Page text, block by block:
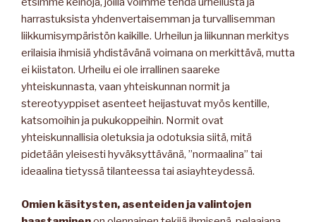
harrastuksista yhdenvertaisemman ja turvallisemman
liikkumisympäristön kaikille. Urheilun ja liikunnan merkitys
erilaisia ihmisiä yhdistävänä voimana on merkittävä, mutta
ei kiistaton. Urheilu ei ole irrallinen saareke
yhteiskunnasta, vaan yhteiskunnan normit ja
stereotyyppiset asenteet heijastuvat myös kentille,
katsomoihin ja pukukoppeihin. Normit ovat
yhteiskunnallisia oletuksia ja odotuksia siitä, mitä
pidetään yleisesti hyväksyttävänä, ”normaalina” tai
ideaalina tietyssä tilanteessa tai asiayhteydessä.
Omien käsitysten, asenteiden ja valintojen